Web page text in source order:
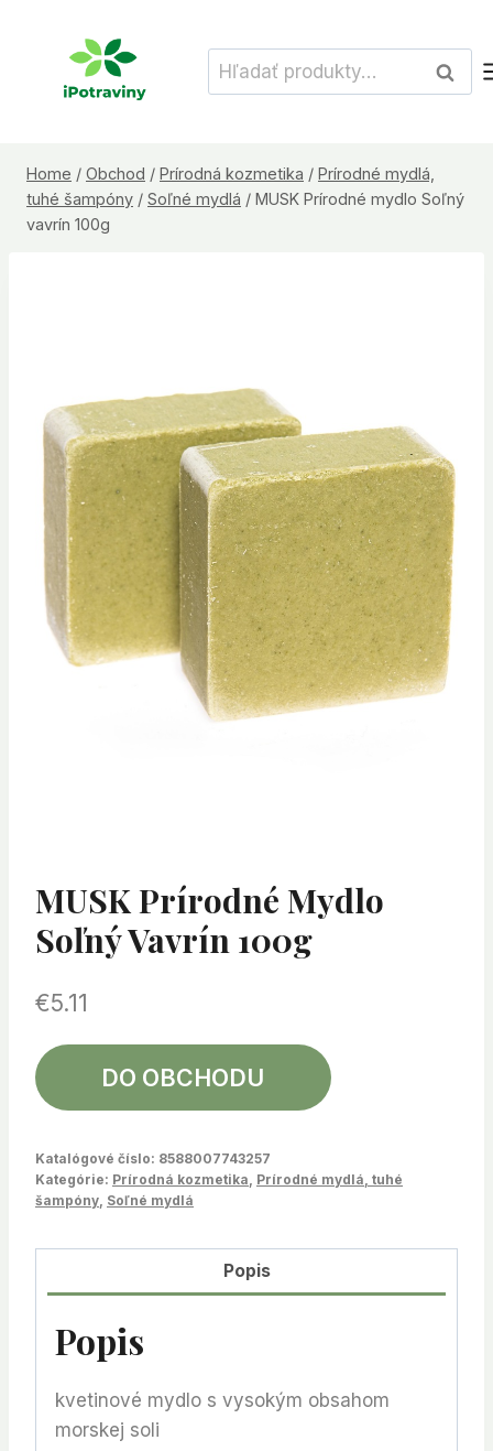
Hľadať:
Home / Obchod / Prírodná kozmetika / Prírodné mydlá,
tuhé šampóny / Soľné mydlá / MUSK Prírodné mydlo Soľný
vavrín 100g
MUSK Prírodné Mydlo
Soľný Vavrín 100g
€5.11
DO OBCHODU
Katalógové číslo: 8588007743257
Kategórie: Prírodná kozmetika Prírodné mydlá, tuhé
šampóny Soľné mydlá
Popis
Popis
kvetinové mydlo s vysokým obsahom
morskej soli